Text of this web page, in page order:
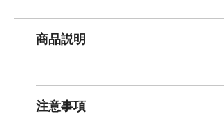
商品説明
注意事項